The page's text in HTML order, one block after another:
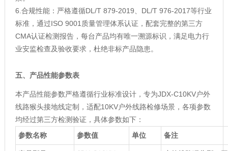
6.合规性能：严格遵循DL/T 879-2019、DL/T 976-2017等行业
标准，通过ISO 9001质量管理体系认证，配套完整的第三方
CMA认证检测报告，每台产品均有唯一溯源标识，满足电力行
业安监检查及验收要求，杜绝非标产品隐患。
五、产品性能参数表
本产品性能参数严格遵循行业标准设计，专为JDX-C10KV户外
线路猴头接地线定制，适配10KV户外线路检修场景，各项参数
均经过第三方检测验证，具体参数如下：
参数名称
参数值 单位 备注